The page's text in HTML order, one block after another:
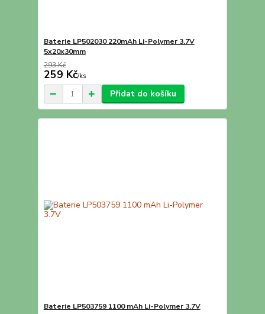
Baterie LP502030 220mAh Li-Polymer 3.7V
5x20x30mm
293 Kč
259 Kč/ks
Přidat do košíku
Baterie LP503759 1100 mAh Li-Polymer 3.7V